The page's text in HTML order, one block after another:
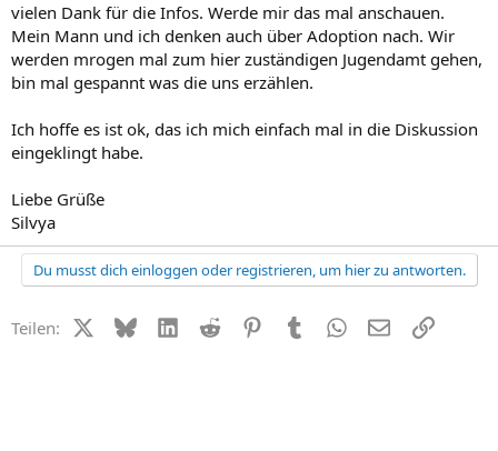
vielen Dank für die Infos. Werde mir das mal anschauen.
Mein Mann und ich denken auch über Adoption nach. Wir
werden mrogen mal zum hier zuständigen Jugendamt gehen,
bin mal gespannt was die uns erzählen.
Ich hoffe es ist ok, das ich mich einfach mal in die Diskussion
eingeklingt habe.
Liebe Grüße
Silvya
Du musst dich einloggen oder registrieren, um hier zu antworten.
Teilen: X (Twitter)
BlueskyLinkedIn
Reddit PinterestTumblr WhatsApp
E-MailLink